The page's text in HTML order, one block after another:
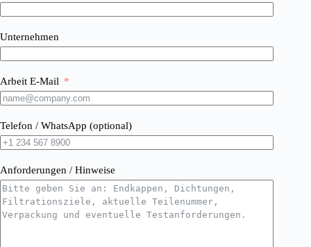
Unternehmen
Arbeit E-Mail
Telefon / WhatsApp (optional)
Anforderungen / Hinweise